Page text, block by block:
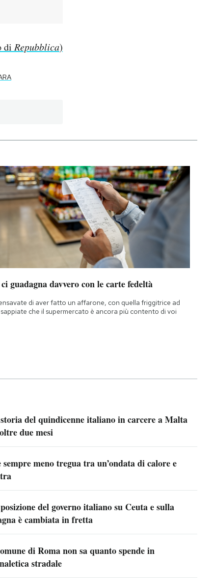
di Repubblica)
guadagna davvero con le carte fedeltà
di aver fatto un affarone, con quella friggitrice ad
che il supermercato è ancora più contento di voi
del quindicenne italiano in carcere a Malta
due mesi
sempre meno tregua tra un’ondata di calore e
del governo italiano su Ceuta e sulla
è cambiata in fretta
di Roma non sa quanto spende in
stradale